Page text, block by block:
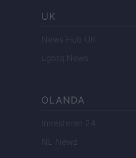
UK
News Hub UK
Lgbtq News
OLANDA
Investeren 24
NL Newz